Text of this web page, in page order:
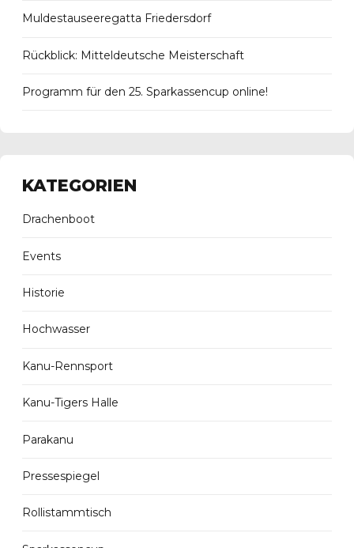
Muldestauseeregatta Friedersdorf
Rückblick: Mitteldeutsche Meisterschaft
Programm für den 25. Sparkassencup online!
KATEGORIEN
Drachenboot
Events
Historie
Hochwasser
Kanu-Rennsport
Kanu-Tigers Halle
Parakanu
Pressespiegel
Rollistammtisch